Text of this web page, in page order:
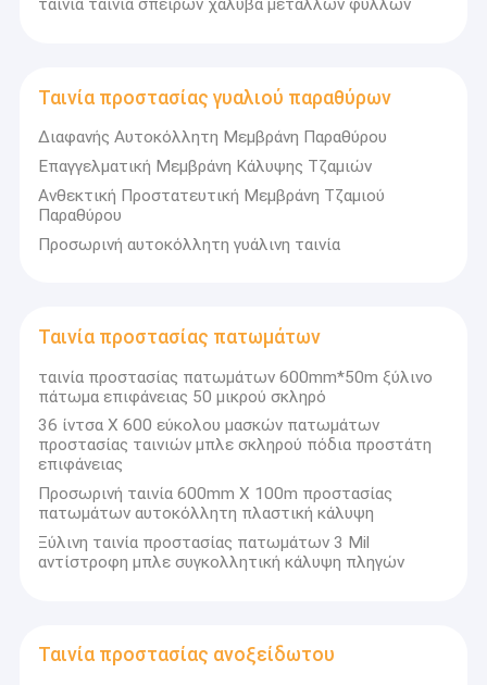
Σπίτι
Βίντεο
ταινία ταινία σπειρών χάλυβα μετάλλων φύλλων
Ταινία προστασίας γυαλιού παραθύρων
Διαφανής Αυτοκόλλητη Μεμβράνη Παραθύρου
Επαγγελματική Μεμβράνη Κάλυψης Τζαμιών
Ανθεκτική Προστατευτική Μεμβράνη Τζαμιού
Παραθύρου
Προσωρινή αυτοκόλλητη γυάλινη ταινία
Ταινία προστασίας πατωμάτων
ταινία προστασίας πατωμάτων 600mm*50m ξύλινο
πάτωμα επιφάνειας 50 μικρού σκληρό
36 ίντσα Χ 600 εύκολου μασκών πατωμάτων
προστασίας ταινιών μπλε σκληρού πόδια προστάτη
επιφάνειας
Προσωρινή ταινία 600mm X 100m προστασίας
πατωμάτων αυτοκόλλητη πλαστική κάλυψη
Ξύλινη ταινία προστασίας πατωμάτων 3 Mil
αντίστροφη μπλε συγκολλητική κάλυψη πληγών
Ταινία προστασίας ανοξείδωτου
παραγωγής προστατευτικών ταινιών,καθώς και καλή